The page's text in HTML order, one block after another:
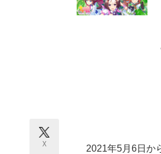
ちょっと気になるネ
X
2021年5月6日か